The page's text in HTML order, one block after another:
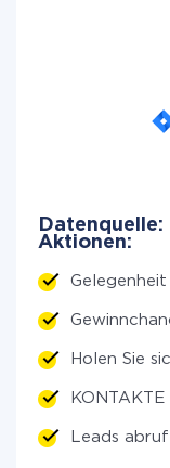
Aktionen:
Holen Sie
Leads